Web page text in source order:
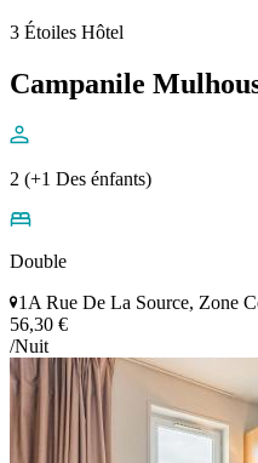
3 Étoiles Hôtel
Campanile
2 (+1 Des énfants)
Double
1A Rue De La Source, Zone
56,30 €
/Nuit